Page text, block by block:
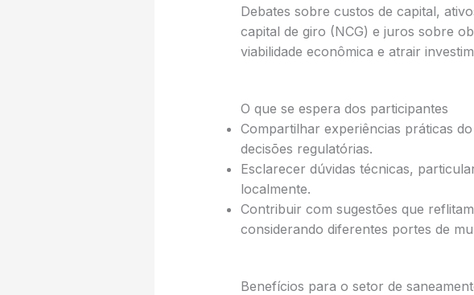
Debates sobre custos de capital,
capital de giro (NCG) e juros sobre
viabilidade econômica e atrair
O que se espera dos participantes
Compartilhar experiências práticas
decisões regulatórias.
Esclarecer dúvidas técnicas,
localmente.
Contribuir com sugestões que
considerando diferentes portes de
Benefícios para o setor de